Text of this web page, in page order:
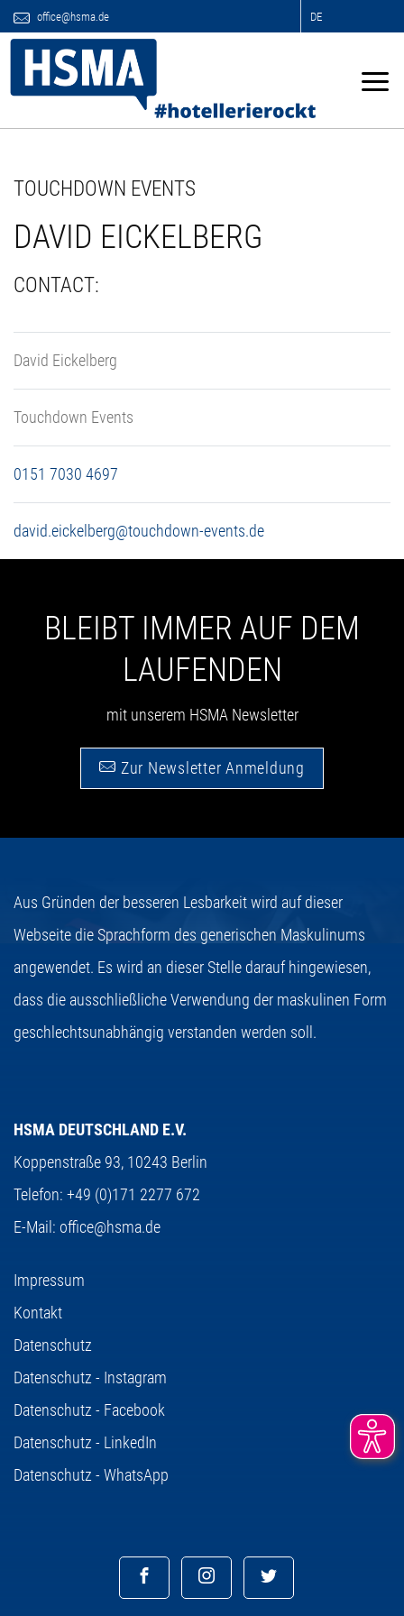
office@hsma.de DE
TOUCHDOWN EVENTS
DAVID EICKELBERG
CONTACT:
David Eickelberg
Touchdown Events
0151 7030 4697
david.eickelberg@touchdown-events.de
BLEIBT IMMER AUF DEM
LAUFENDEN
mit unserem HSMA Newsletter
Zur Newsletter Anmeldung
Aus Gründen der besseren Lesbarkeit wird auf dieser
Webseite die Sprachform des generischen Maskulinums
angewendet. Es wird an dieser Stelle darauf hingewiesen,
dass die ausschließliche Verwendung der maskulinen Form
geschlechtsunabhängig verstanden werden soll.
HSMA DEUTSCHLAND E.V.
Koppenstraße 93, 10243 Berlin
Telefon: +49 (0)171 2277 672
E-Mail: office@hsma.de
Impressum
Kontakt
Datenschutz
Datenschutz - Instagram
Datenschutz - Facebook
Datenschutz - LinkedIn
Datenschutz - WhatsApp